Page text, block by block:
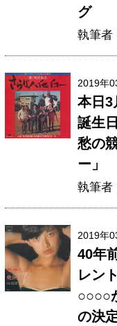
グ
執筆者
2019年
本日3
誕生
愁の
ー」
執筆者
2019年
40年
レン
○○○○
の決